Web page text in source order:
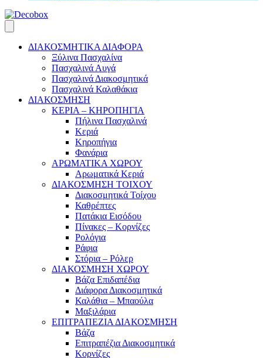
ΔΙΑΚΟΣΜΗΤΙΚΑ ΔΙΑΦΟΡΑ
Ξύλινα Πασχαλίνα
Πασχαλινά Αυγά
Πασχαλινά Διακοσμητικά
Πασχαλινά Καλαθάκια
ΔΙΑΚΟΣΜΗΣΗ
ΚΕΡΙΑ – ΚΗΡΟΠΗΓΙΑ
Πήλινα Πασχαλινά
Κεριά
Κηροπήγια
Φανάρια
ΑΡΩΜΑΤΙΚΑ ΧΩΡΟΥ
Αρωματικά Κεριά
ΔΙΑΚΟΣΜΗΣΗ ΤΟΙΧΟΥ
Διακοσμητικά Τοίχου
Καθρέπτες
Πατάκια Εισόδου
Πίνακες – Κορνίζες
Ρολόγια
Ράφια
Στόρια – Ρόλερ
ΔΙΑΚΟΣΜΗΣΗ ΧΩΡΟΥ
Βάζα Επιδαπέδια
Διάφορα Διακοσμητικά
Καλάθια – Μπαούλα
Μαξιλάρια
ΕΠΙΤΡΑΠΕΖΙΑ ΔΙΑΚΟΣΜΗΣΗ
Βάζα
Επιτραπέζια Διακοσμητικά
Κορνίζες